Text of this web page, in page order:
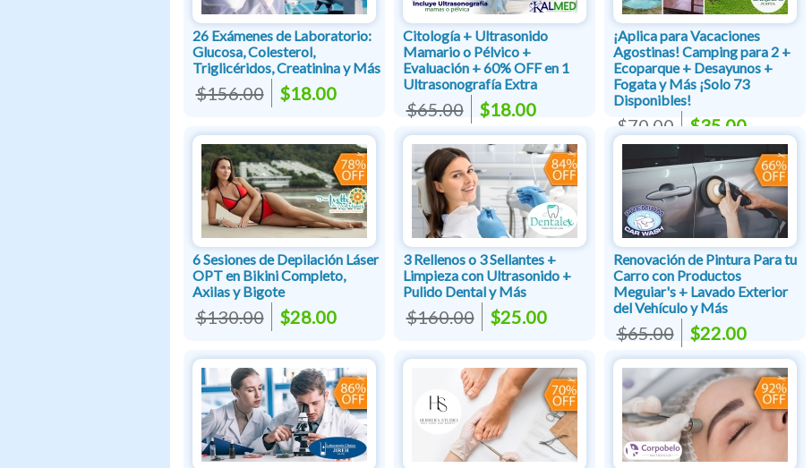
26 Exámenes de Laboratorio:
Glucosa, Colesterol,
Triglicéridos, Creatinina y Más
$156.00 $18.00
Citología + Ultrasonido
Mamario o Pélvico +
Evaluación + 60% OFF en 1
Ultrasonografía Extra
$65.00 $18.00
¡Aplica para Vacaciones
Agostinas! Camping para 2 +
Ecoparque + Desayunos +
Fogata y Más ¡Solo 73
Disponibles!
$70.00 $35.00
6 Sesiones de Depilación Láser
OPT en Bikini Completo,
Axilas y Bigote
$130.00 $28.00
3 Rellenos o 3 Sellantes +
Limpieza con Ultrasonido +
Pulido Dental y Más
$160.00 $25.00
Renovación de Pintura Para tu
Carro con Productos
Meguiar's + Lavado Exterior
del Vehículo y Más
$65.00 $22.00